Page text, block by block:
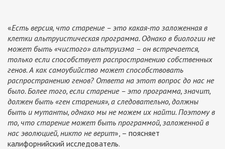
«Есть версия, что старение – это какая-то заложенная в
клетки альтруистическая программа. Однако в биологии не
может быть «чистого» альтруизма – он встречается,
только если способствует распространению собственных
генов. А как самоубийство может способствовать
распространению генов? Ответа на этот вопрос до нас не
было. Более того, если старение – это программа, значит,
должен быть «ген старения», а следовательно, должны
быть и мутанты, однако мы не можем их найти. Поэтому в
то, что старение может быть программой, заложенной в
нас эволюцией, никто не верит», – поясняет
калифорнийский исследователь.